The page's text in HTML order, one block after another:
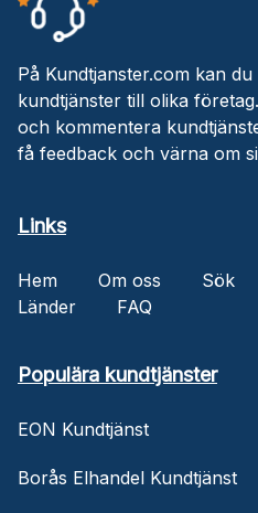
På Kundtjanster.com kan
kundtjänster till olika
och kommentera
få feedback och värna om
Links
Hem Om oss Sök
Länder
FAQ
Populära kundtjänster
EON Kundtjänst
Borås Elhandel Kundtjänst